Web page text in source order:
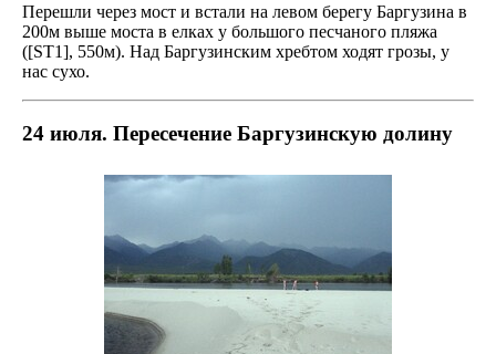
Перешли через мост и встали на левом берегу Баргузина в
200м выше моста в елках у большого песчаного пляжа
([ST1], 550м). Над Баргузинским хребтом ходят грозы, у
нас сухо.
24 июля. Пересечение Баргузинскую долину